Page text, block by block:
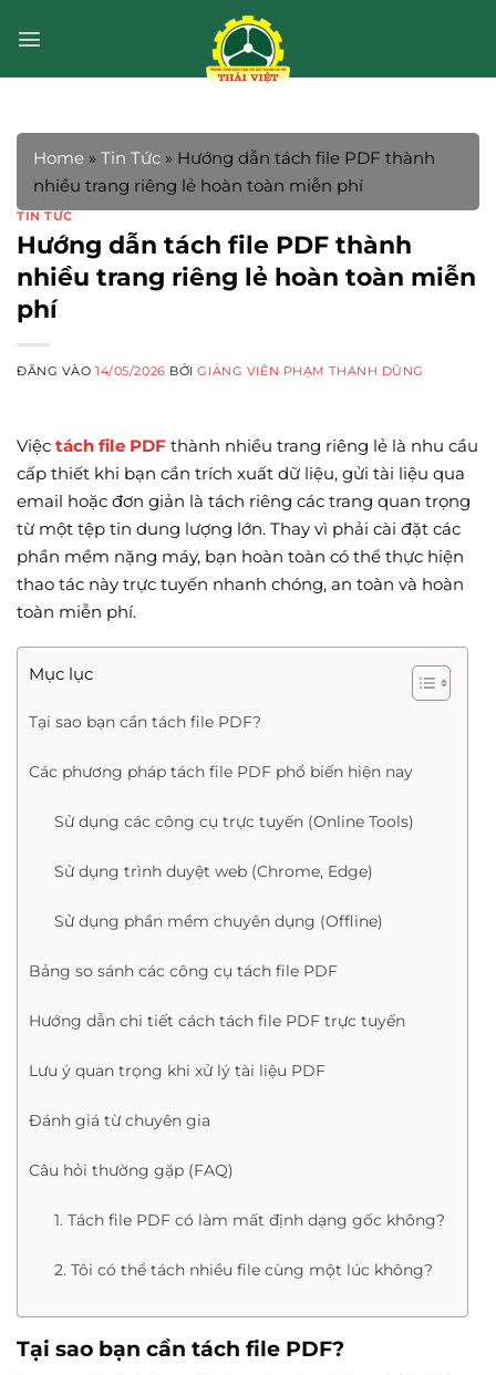
qua
Home » Tin Tức » Hướng dẫn tách file PDF thành
nhiều trang riêng lẻ hoàn toàn miễn phí
TIN TỨC
Hướng dẫn tách file PDF thành
nhiều trang riêng lẻ hoàn toàn miễn
phí
ĐĂNG VÀO14/05/2026 BỞIGIẢNG VIÊN PHẠM THANH DŨNG
Việc tách file PDF thành nhiều trang riêng lẻ là nhu cầu
cấp thiết khi bạn cần trích xuất dữ liệu, gửi tài liệu qua
email hoặc đơn giản là tách riêng các trang quan trọng
từ một tệp tin dung lượng lớn. Thay vì phải cài đặt các
phần mềm nặng máy, bạn hoàn toàn có thể thực hiện
thao tác này trực tuyến nhanh chóng, an toàn và hoàn
toàn miễn phí.
Mục lục
Tại sao bạn cần tách file PDF?
Các phương pháp tách file PDF phổ biến hiện nay
Sử dụng các công cụ trực tuyến (Online Tools)
Sử dụng trình duyệt web (Chrome, Edge)
Sử dụng phần mềm chuyên dụng (Offline)
Bảng so sánh các công cụ tách file PDF
Hướng dẫn chi tiết cách tách file PDF trực tuyến
Lưu ý quan trọng khi xử lý tài liệu PDF
Đánh giá từ chuyên gia
Câu hỏi thường gặp (FAQ)
1. Tách file PDF có làm mất định dạng gốc không?
2. Tôi có thể tách nhiều file cùng một lúc không?
Tại sao bạn cần tách file PDF?